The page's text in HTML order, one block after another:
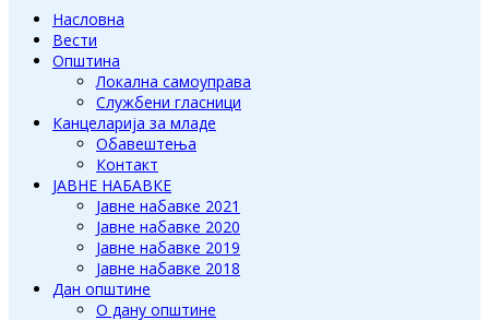
Насловна
Вести
Општина
Локална самоуправа
Службени гласници
Канцеларија за младе
Обавештења
Контакт
ЈАВНЕ НАБАВКЕ
Јавне набавке 2021
Јавне набавке 2020
Јавне набавке 2019
Јавне набавке 2018
Дан општине
О дану општине